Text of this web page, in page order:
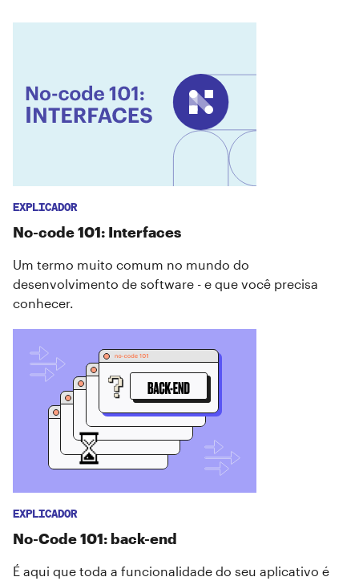
EXPLICADOR
No-code 101: Interfaces
Um termo muito comum no mundo do
desenvolvimento de software - e que você precisa
conhecer.
EXPLICADOR
No-Code 101: back-end
É aqui que toda a funcionalidade do seu aplicativo é